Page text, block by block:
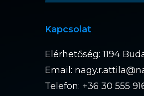
Kapcsolat
Elérhetőség: 1194
Email:
Telefon: +36 30 555